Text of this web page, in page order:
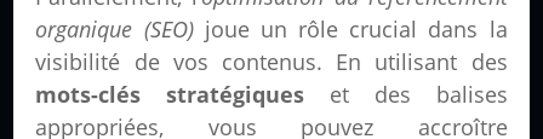
organique (SEO)joue un rôle crucial dans la
visibilité de vos contenus. En utilisant des
mots-clés stratégiques et des balises
appropriées, vous pouvez accroître